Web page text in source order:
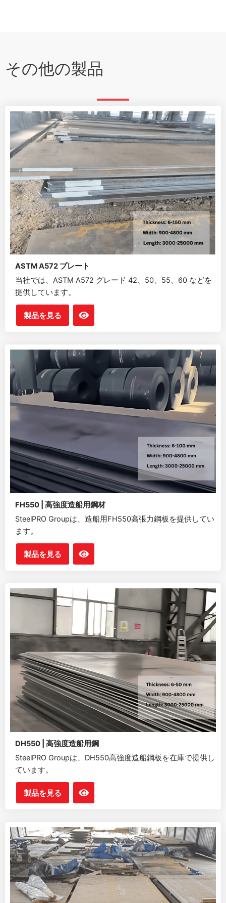
その他の製品
ASTM A572 プレート
当社では、ASTM A572 グレード 42、50、55、60 などを
提供しています。
製品を見る
FH550 | 高強度造船用鋼材
SteelPRO Groupは、造船用FH550高張力鋼板を提供してい
ます。
製品を見る
DH550 | 高強度造船用鋼
SteelPRO Groupは、DH550高強度造船鋼板を在庫で提供し
ています。
製品を見る